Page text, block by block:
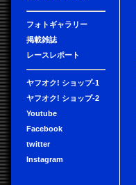
フォトギャラリー
掲載雑誌
レースレポート
ヤフオク! ショップ-1
ヤフオク! ショップ-2
Youtube
Facebook
twitter
Instagram